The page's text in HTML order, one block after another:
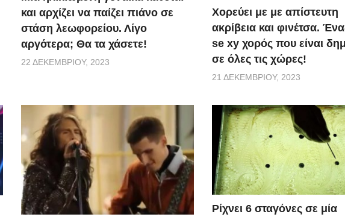
και αρχίζει να παίζει πιάνο σε
στάση λεωφορείου. Λίγο
αργότερα; Θα τα χάσετε!
22 ΔΕΚΕΜΒΡΊΟΥ, 2023
Χορεύει με με απίστευτη
ακρίβεια και φινέτσα.
se xy χορός που είναι
σε όλες τις χώρες!
21 ΔΕΚΕΜΒΡΊΟΥ, 2023
Ρίχνει 6 σταγόνες σε μία